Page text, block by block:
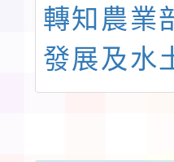
轉知農業
發展及水
署與國立
藝博物館